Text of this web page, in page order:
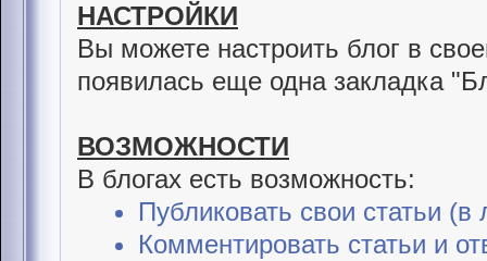
НАСТРОЙКИ
Вы можете настроить блог в
появилась еще одна закладка
ВОЗМОЖНОСТИ
В блогах есть возможность:
Публиковать свои статьи (в
Комментировать статьи и